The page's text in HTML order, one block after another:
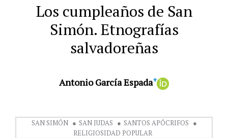
Los cumpleaños de San
Simón. Etnografías
salvadoreñas
Antonio García Espada+
SAN SIMÓN SAN JUDAS
SANTOS APÓCRIFOS
RELIGIOSIDAD POPULAR